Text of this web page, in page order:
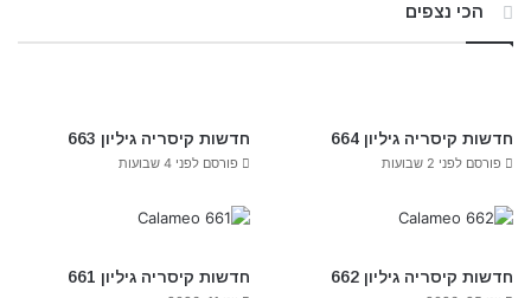
הכי נצפים
חדשות קיסריה גיליון 664
פורסם לפני 2 שבועות
חדשות קיסריה גיליון 663
פורסם לפני 4 שבועות
חדשות קיסריה גיליון 662 חדשות קיסריה גיליון 661